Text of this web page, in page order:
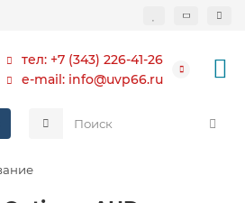
тел: +7 (343) 226-41-26
e-mail: info@uvp66.ru